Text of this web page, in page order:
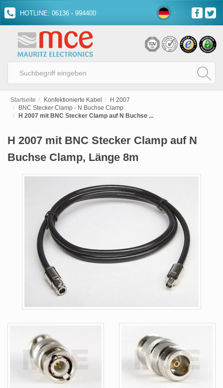
HOTLINE: 06136 - 994400
Startseite Konfektionierte Kabel
H 2007
BNC Stecker Clamp - N Buchse Clamp
H 2007 mit BNC Stecker Clamp auf N Buchse ...
H 2007 mit BNC Stecker Clamp auf N
Buchse Clamp, Länge 8m